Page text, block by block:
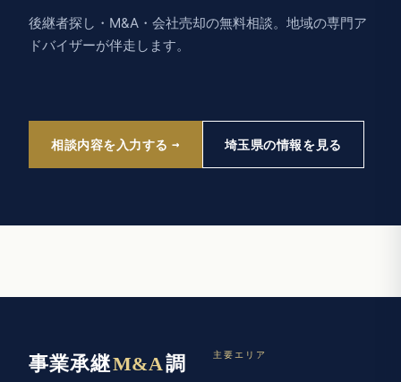
後継者探し・M&A・会社売却の無料相談。地域の専門ア
ドバイザーが伴走します。
相談内容を入力する 埼玉県の情報を見る
事業承継M&A調
主要エリア